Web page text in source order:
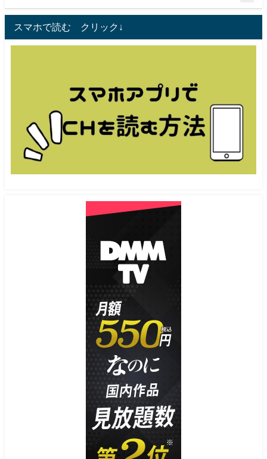
スマホで読む クリック↓